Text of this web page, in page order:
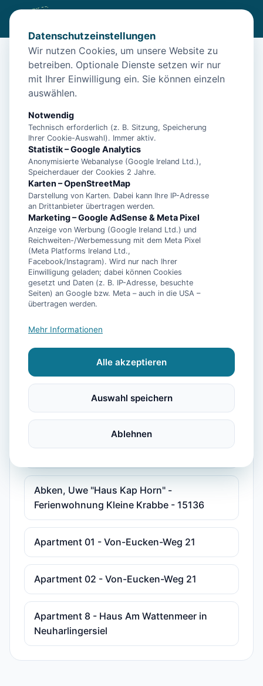
Diese Unterkunft ist aktuell nicht
buchbar
Unterkünfte in der Nähe
"Fischerhaus", Manuela Landmann -
Ferienwohnung 1 - 15447
"Haus am Leuchtturm" Einzelzimmer,
Landmann - Einzelzimmer - 11014
"Haus am Park" Joni und Claudia Sudradjat
- Ferienwohnung 2 - 15587
"Haus Göken" Emken - Ferienwohnung 2 -
15178
"Kolks Huus, Seglerweg" - Ferienwohnung
"Störmhuus" Rodenbäck, Silke - Wohnung
Abken, Uwe "Haus Kap Horn" -
Ferienwohnung Kleine Krabbe - 15136
Apartment 01 - Von-Eucken-Weg 21
Apartment 02 - Von-Eucken-Weg 21
Apartment 8 - Haus Am Wattenmeer in
Neuharlingersiel
Datenschutzeinstellungen
Wir nutzen Cookies, um unsere Website zu
betreiben. Optionale Dienste setzen wir nur
mit Ihrer Einwilligung ein. Sie können einzeln
auswählen.
Notwendig
Technisch erforderlich (z. B. Sitzung, Speicherung
Ihrer Cookie-Auswahl). Immer aktiv.
Statistik – Google Analytics
Anonymisierte Webanalyse (Google Ireland Ltd.),
Speicherdauer der Cookies 2 Jahre.
Karten – OpenStreetMap
Darstellung von Karten. Dabei kann Ihre IP-Adresse
an Drittanbieter übertragen werden.
Marketing – Google AdSense & Meta Pixel
Anzeige von Werbung (Google Ireland Ltd.) und
Reichweiten-/Werbemessung mit dem Meta Pixel
(Meta Platforms Ireland Ltd.,
Facebook/Instagram). Wird nur nach Ihrer
Einwilligung geladen; dabei können Cookies
gesetzt und Daten (z. B. IP-Adresse, besuchte
Seiten) an Google bzw. Meta – auch in die USA –
übertragen werden.
Mehr Informationen
Alle akzeptieren
Auswahl speichern
Ablehnen